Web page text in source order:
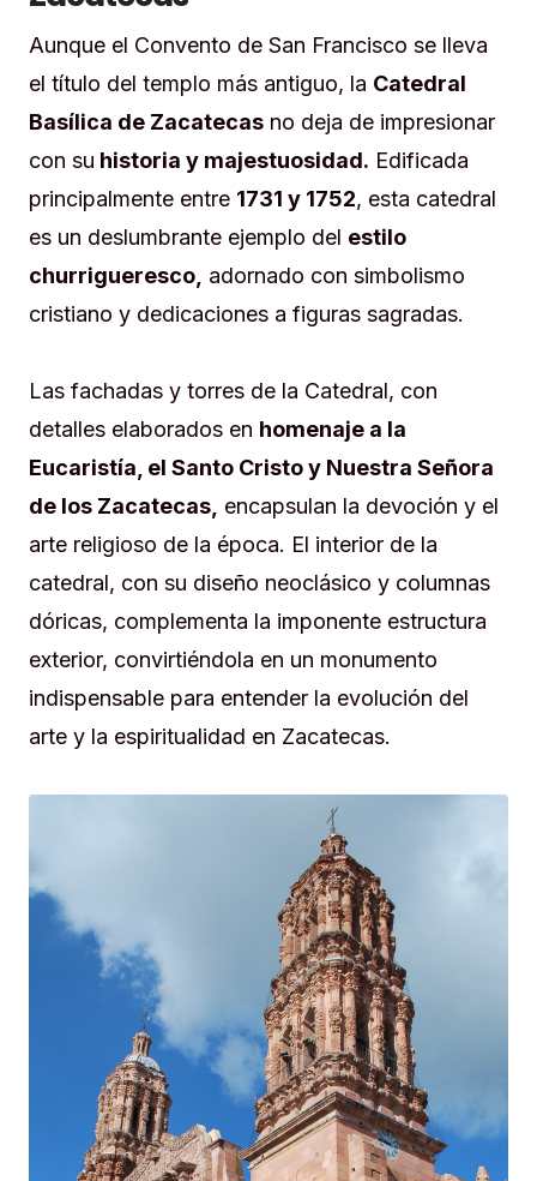
Aunque el Convento de San Francisco se lleva
el título del templo más antiguo, la Catedral
Basílica de Zacatecas no deja de impresionar
con su historia y majestuosidad. Edificada
principalmente entre 1731 y 1752, esta catedral
es un deslumbrante ejemplo del estilo
churrigueresco, adornado con simbolismo
cristiano y dedicaciones a figuras sagradas.
Las fachadas y torres de la Catedral, con
detalles elaborados en homenaje a la
Eucaristía, el Santo Cristo y Nuestra Señora
de los Zacatecas, encapsulan la devoción y el
arte religioso de la época. El interior de la
catedral, con su diseño neoclásico y columnas
dóricas, complementa la imponente estructura
exterior, convirtiéndola en un monumento
indispensable para entender la evolución del
arte y la espiritualidad en Zacatecas.